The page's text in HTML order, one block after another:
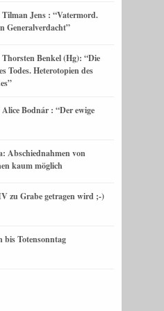
Jens : “Vatermord.
Generalverdacht”
Benkel (Hg): “Die
Todes. Heterotopien des
Bodnár : “Der ewige
Abschiednahmen von
kaum möglich
zu Grabe getragen wird ;-)
bis Totensonntag